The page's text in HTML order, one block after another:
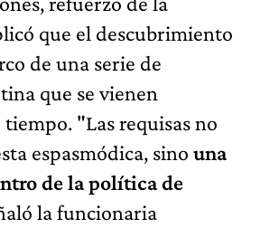
que el descubrimiento
de una serie de
que se vienen
"Las requisas no
espasmódica, sino una
de la política de
la funcionaria